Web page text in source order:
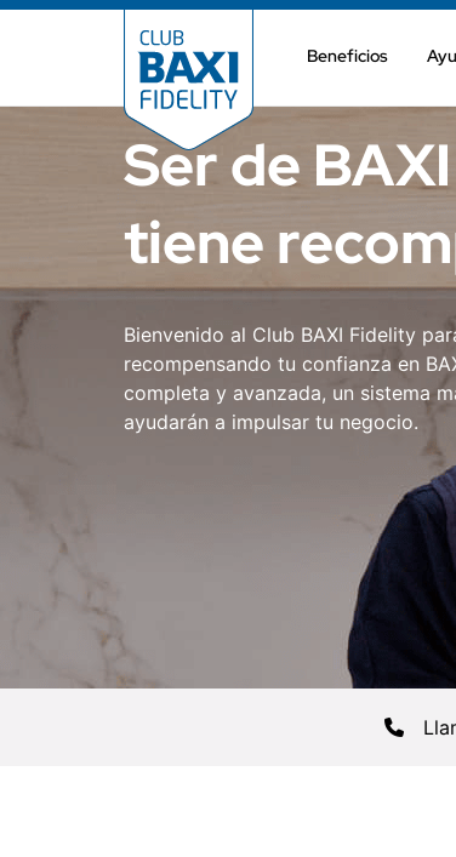
Beneficios
Ser de BAXI
tiene
Bienvenido al Club BAXI Fidelity
recompensando tu confianza en
completa y avanzada, un sistema
ayudarán a impulsar tu negocio.